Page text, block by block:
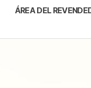
ÁREA DEL